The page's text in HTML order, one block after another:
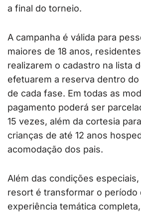
a final do torneio.
A campanha é válida para
maiores de 18 anos,
realizarem o cadastro na lista
efetuarem a reserva dentro
de cada fase. Em todas as
pagamento poderá ser
15 vezes, além da cortesia
crianças de até 12 anos
acomodação dos pais.
Além das condições
resort é transformar o período
experiência temática